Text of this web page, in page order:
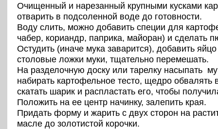
Очищенный и нарезанный крупными кусками
отварить в подсоленной воде до готовности.
Воду слить, можно добавить специи для
чабер, кориандр, паприка, майоран) и сделать
Остудить (иначе мука заварится), добавить
столовые ложки муки, тщательно перемешать.
На разделочную доску или тарелку насыпать
набирать картофельное тесто, щедро обвалять
скатать шарик и распластать его, чтобы
Положить на ее центр начинку, залепить края.
Придать форму и жарить с двух сторон на
масле до золотистой корочки.